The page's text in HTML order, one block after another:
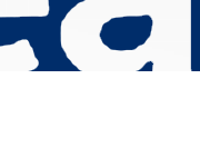
la conformité avec